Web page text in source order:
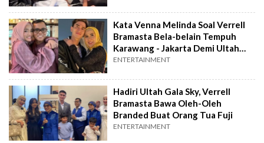
Kata Venna Melinda Soal Verrell
Bramasta Bela-belain Tempuh
Karawang - Jakarta Demi Ultah
Gala Sky
ENTERTAINMENT
Hadiri Ultah Gala Sky, Verrell
Bramasta Bawa Oleh-Oleh
Branded Buat Orang Tua Fuji
ENTERTAINMENT